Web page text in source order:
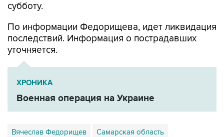
субботу.
По информации Федорищева, идет ликвидация
последствий. Информация о пострадавших
уточняется.
ХРОНИКА
Военная операция на Украине
Вячеслав Федорищев Самарская область